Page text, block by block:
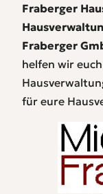
Fraberger
Fraberger
helfen wir
für eure